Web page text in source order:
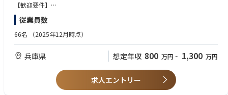
ント業務とプロジェクトチームの管理を行って頂きます。プロジェクトフ
ェーズによっては、要件定義、基本設計等の上流工程からご対応頂く場合
もございます。また、新規、または既存顧客に対する提案活動にもご参加
頂くこともございます。
・ビジネスプロセス要件に基づくアプリケーション設計
・アプリケーションと技術アーキテクチャの構成と設計
・パフォーマンス目標に合わせたカスタムコンポーネントの開発
・メソドロジーに沿ったプロセスステップの実行
・テストで発見された欠陥やパフォーマンス問題の修正
【歓迎要件】
■医薬品メーカーでの設備導入または設備保全のご経験
■再生医療等製品のプロセス開発、製造、設備保全のご経験
■医薬品若しくは再生医療等製品製造における製造管理者のご経験
【人物像】
・物事を柔軟に考えられるフレキシビリティがある方
・開発/研究/生産部門及び外部の提携先との調整がスムーズにでき、課題
を解決していける方
・メンバーとの良好なコミュニケーションが図れ、リーダーシップをお持
従業員数
66名 （2025年12月時点）
兵庫県 想定年収 800 万円 ~ 1,300 万円
求人エントリー